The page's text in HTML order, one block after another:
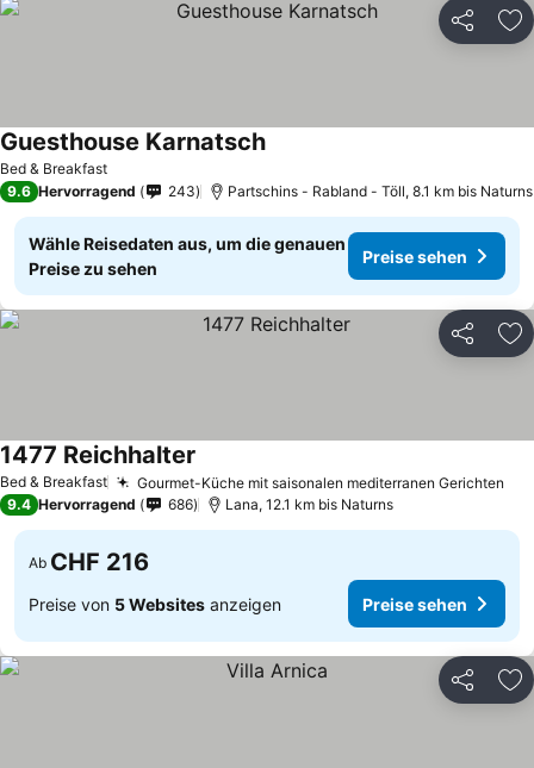
Teilen
Bed & Breakfast
Guesthouse KarnatschPreise sehen
9.6 Hervorragend 243 Partschins - Rabland - Töll, 8.1 km bis Naturns
Wähle Reisedaten aus, um die genauen
Preise zu sehen
Preise sehen
Teilen
Bed & Breakfast Gourmet-Küche mit saisonalen mediterranen Gerichten
1477 Reichhalter
9.4 Hervorragend 686 Lana, 12.1 km bis Naturns
Ab CHF 216
Preise von 5 Websites anzeigen Preise sehen
Teilen